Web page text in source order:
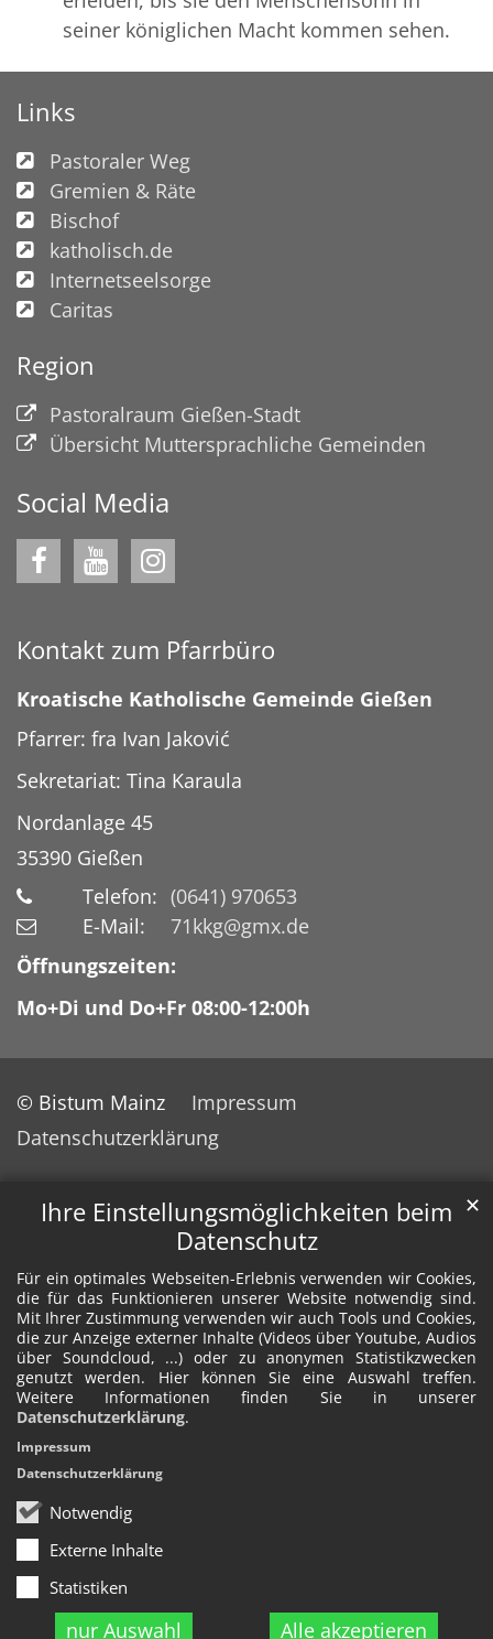
Ihre Einstellungsmöglichkeiten beim
Datenschutz
Für ein optimales Webseiten-Erlebnis verwenden wir Cookies,
die für das Funktionieren unserer Website notwendig sind.
Mit Ihrer Zustimmung verwenden wir auch Tools und Cookies,
die zur Anzeige externer Inhalte (Videos über Youtube, Audios
über Soundcloud, ...) oder zu anonymen Statistikzwecken
genutzt werden. Hier können Sie eine Auswahl treffen.
Weitere Informationen finden Sie in unserer
Datenschutzerklärung.
Notwendig
Externe Inhalte
Statistiken
nur Auswahl Alle akzeptieren
✕
Impressum
Datenschutzerklärung
seiner königlichen Macht kommen sehen.
Links
Pastoraler Weg
Gremien & Räte
Bischof
katholisch.de
Internetseelsorge
Caritas
Region
Pastoralraum Gießen-Stadt
Übersicht Muttersprachliche Gemeinden
Social Media
Kontakt zum Pfarrbüro
Kroatische Katholische Gemeinde Gießen
Pfarrer: fra Ivan Jaković
Sekretariat: Tina Karaula
Nordanlage 45
35390 Gießen
Telefon: (0641) 970653
E-Mail:
71kkg@gmx.de
Öffnungszeiten:
Mo+Di und Do+Fr 08:00-12:00h
© Bistum Mainz
Impressum
Datenschutzerklärung